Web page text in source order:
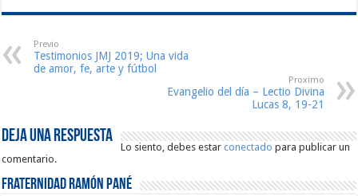
Previo
Testimonios JMJ 2019; Una vida
de amor, fe, arte y fútbol
Proximo
Evangelio del día – Lectio Divina
Lucas 8, 19-21
Deja una respuesta
Lo siento, debes estarconectado para publicar un
comentario.
Fraternidad Ramón Pané